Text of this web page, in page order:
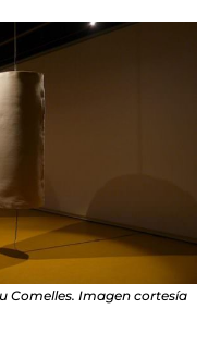
Comelles. Imagen cortesía